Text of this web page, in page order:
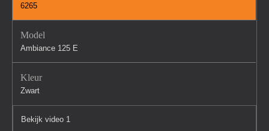
6265
Model
Ambiance 125 E
Kleur
Zwart
Bekijk video 1